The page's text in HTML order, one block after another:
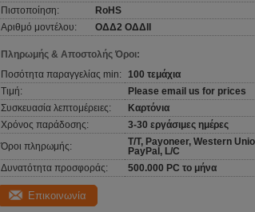
Πιστοποίηση:
RoHS
Αριθμό μοντέλου:
ΟΔΔ2 ΟΔΔII
Πληρωμής & Αποστολής Όροι:
Ποσότητα παραγγελίας min: 100 τεμάχια
Τιμή:
Please email us for prices
Συσκευασία λεπτομέρειες:
Καρτόνια
Χρόνος παράδοσης:
3-30 εργάσιμες ημέρες
Όροι πληρωμής:
T/T, Payoneer, Western
PayPal, L/C
Δυνατότητα προσφοράς:
500.000 PC το μήνα
Επικοινωνία